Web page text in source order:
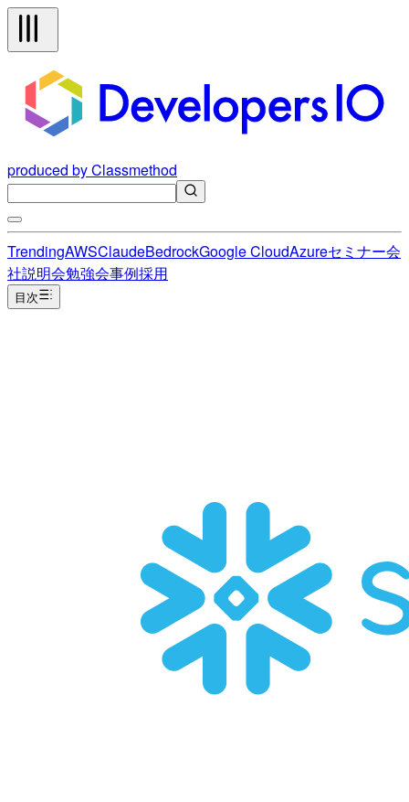
produced by Classmethod
TrendingAWSClaudeBedrockGoogle CloudAzureセミナー会
社説明会勉強会事例採用
目次